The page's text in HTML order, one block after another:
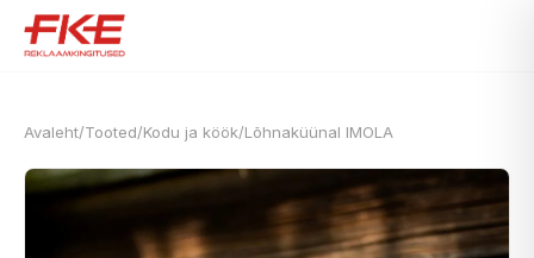
Avaleht/Tooted/Kodu ja köök/Lõhnaküünal IMOLA